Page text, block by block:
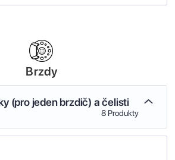
Brzdy
(pro jeden brzdič) a čelisti
8 Produkty